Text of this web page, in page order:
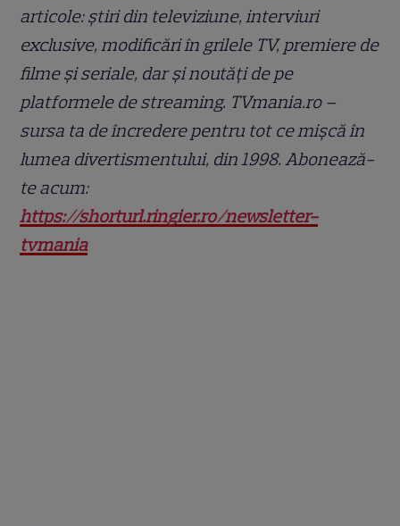
articole: știri din televiziune, interviuri
exclusive, modificări în grilele TV, premiere de
filme și seriale, dar și noutăți de pe
platformele de streaming. TVmania.ro –
sursa ta de încredere pentru tot ce mișcă în
lumea divertismentului, din 1998. Abonează-
te acum:
https://shorturl.ringier.ro/newsletter-
tvmania